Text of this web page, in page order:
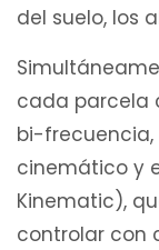
del suelo, los
cada parcela
bi-
cinemático y
Kinematic),
controlar con